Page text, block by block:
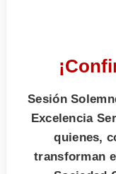
Sesión
Excelencia
quienes,
transforman